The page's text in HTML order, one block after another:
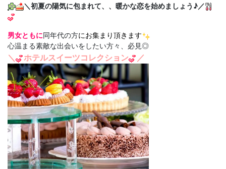
＼初夏の陽気に包まれて、、暖かな恋を始めましょう♪／
男女ともに同年代の方にお集まり頂きます
心温まる素敵な出会いをしたい方々、必見◎
＼ ホテルスイーツコレクション ／